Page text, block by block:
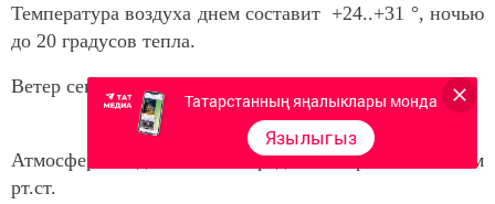
Температура воздуха днем составит +24..+31 °, ночью
до 20 градусов тепла.
Ветер северо-западный 2-6 м/с.
Атмосферное давление в пределах нормы - 735 мм
рт.ст.
Татарстанның яңалыклары монда
Язылыгыз